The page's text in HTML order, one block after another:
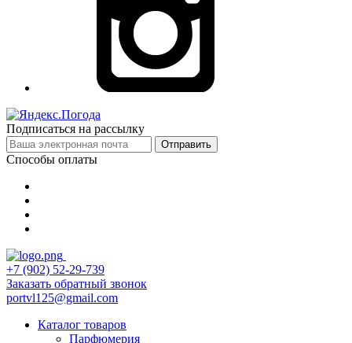
Подписаться на рассылку
Отправить
Способы оплаты
+7 (902) 52-29-739
Заказать обратный звонок
portvl125@gmail.com
Каталог товаров
Парфюмерия